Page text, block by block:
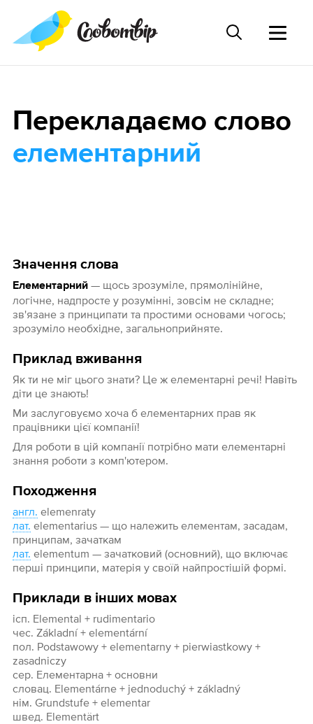
Значення слова
Елементарний— щось зрозуміле, прямолінійне,
логічне, надпросте у розумінні, зовсім не складне;
зв'язане з принципати та простими основами чогось;
зрозуміло необхідне, загальноприйняте.
Приклад вживання
Як ти не міг цього знати? Це ж елементарні речі! Навіть
діти це знають!
Ми заслуговуємо хоча б елементарних прав як
працівники цієї компанії!
Для роботи в цій компанії потрібно мати елементарні
знання роботи з комп'ютером.
Походження
англ. elemenraty
лат. elementarius — що належить елементам, засадам,
принципам, зачаткам
лат. elementum — зачатковий (основний), що включає
перші принципи, матерія у своїй найпростішій формі.
Приклади в інших мовах
ісп. Elemental + rudimentario
чес. Základní + elementární
пол. Podstawowy + elementarny + pierwiastkowy +
zasadniczy
сер. Елементарна + основни
словац. Elementárne + jednoduchý + základný
нім. Grundstufe + elementar
швед. Elementärt
Перекладаємо слово
елементарний